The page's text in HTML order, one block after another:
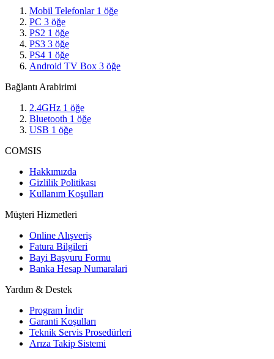
Mobil Telefonlar 1 öğe
PC 3 öğe
PS2 1 öğe
PS3 3 öğe
PS4 1 öğe
Android TV Box 3 öğe
Bağlantı Arabirimi
2.4GHz 1 öğe
Bluetooth 1 öğe
USB 1 öğe
COMSIS
Hakkımızda
Gizlilik Politikası
Kullanım Koşulları
Müşteri Hizmetleri
Online Alışveriş
Fatura Bilgileri
Bayi Başvuru Formu
Banka Hesap Numaralari
Yardım & Destek
Program İndir
Garanti Koşulları
Teknik Servis Prosedürleri
Arıza Takip Sistemi